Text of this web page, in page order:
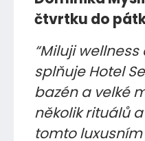
čtvrtku do
“Miluji
splňuje Hotel
bazén a velké
několik rituálů
tomto luxusním